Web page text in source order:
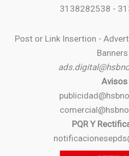
3138282538 -
Post or Link Insertion -
Banners
Avisos
PQR Y